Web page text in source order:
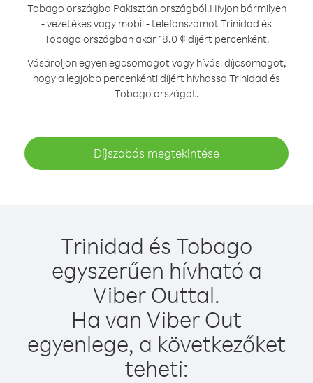
Tobago országba Pakisztán országból.Hívjon bármilyen
- vezetékes vagy mobil - telefonszámot Trinidad és
Tobago országban akár 18.0 ¢ díjért percenként.
Vásároljon egyenlegcsomagot vagy hívási díjcsomagot,
hogy a legjobb percenkénti díjért hívhassa Trinidad és
Tobago országot.
Díjszabás megtekintése
Trinidad és Tobago
egyszerűen hívható a
Viber Outtal.
Ha van Viber Out
egyenlege, a következőket
teheti: